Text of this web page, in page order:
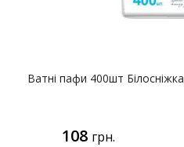
Ватні пафи 400шт Білосніжка
108 грн.